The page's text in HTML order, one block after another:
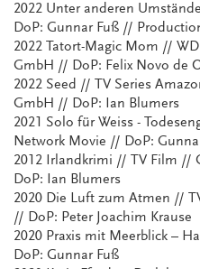
2022 Unter anderen
DoP: Gunnar Fuß //
2022 Tatort-Magic Mom //
GmbH // DoP: Felix Novo de
2022 Seed // TV Series
GmbH // DoP: Ian Blumers
2021 Solo für Weiss -
Network Movie // DoP:
2012 Irlandkrimi // TV Film //
DoP: Ian Blumers
2020 Die Luft zum Atmen //
// DoP: Peter Joachim Krause
2020 Praxis mit Meerblick –
DoP: Gunnar Fuß